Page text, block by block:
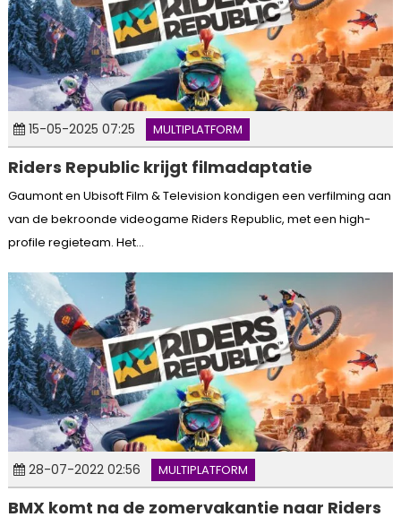
15-05-2025 07:25 MULTIPLATFORM
Riders Republic krijgt filmadaptatie
Gaumont en Ubisoft Film & Television kondigen een verfilming aan
van de bekroonde videogame Riders Republic, met een high-
profile regieteam. Het...
28-07-2022 02:56 MULTIPLATFORM
BMX komt na de zomervakantie naar Riders